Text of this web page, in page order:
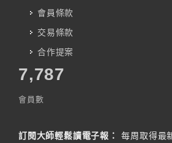
會員條款
交易條款
合作提案
7,787
會員數
訂閱大師輕鬆讀電子報：
每周取得最